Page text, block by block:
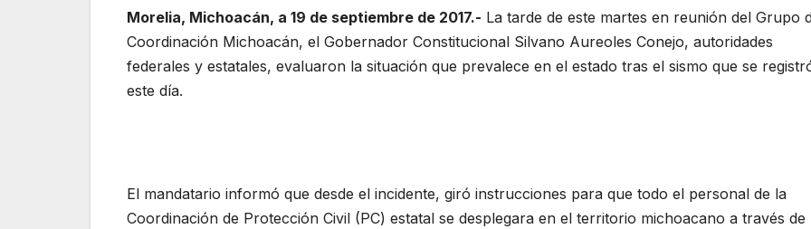
Morelia, Michoacán, a 19 de septiembre de 2017.- La tarde de este martes en reunión del Grupo
Coordinación Michoacán, el Gobernador Constitucional Silvano Aureoles Conejo, autoridades
federales y estatales, evaluaron la situación que prevalece en el estado tras el sismo que se
este día.
El mandatario informó que desde el incidente, giró instrucciones para que todo el personal de la
Coordinación de Protección Civil (PC) estatal se desplegara en el territorio michoacano a través de